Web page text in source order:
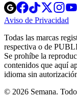
Opens
in
new
Opens
in
new
Opens
in
new
window
new
Aviso de Privacidad
Todas las marcas
respectiva o de
Se prohíbe la
contenidos que aquí
idioma sin
© 2026 Semana.